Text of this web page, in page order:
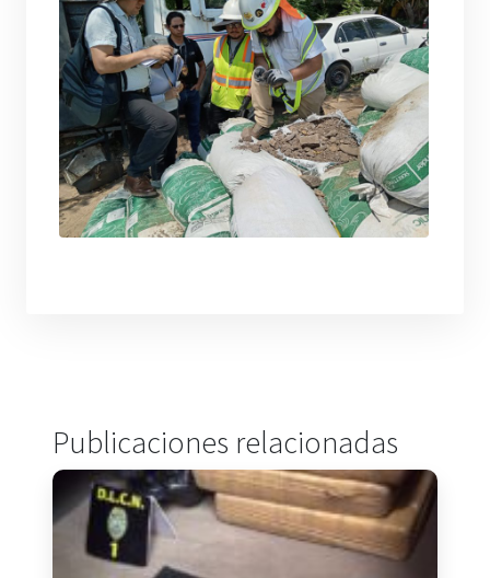
Publicaciones relacionadas